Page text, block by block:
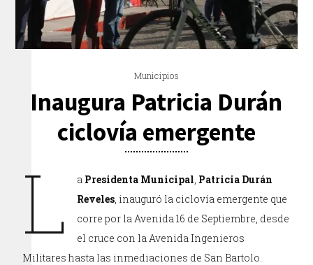
Municipios
Inaugura Patricia Durán
ciclovía emergente
L a Presidenta Municipal Patricia Durán
Reveles , inauguró la ciclovía emergente que
corre por la Avenida 16 de Septiembre, desde
el cruce con la Avenida Ingenieros
Militares hasta las inmediaciones de San Bartolo.